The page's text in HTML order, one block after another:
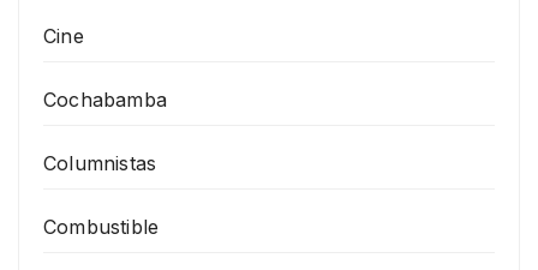
Cine
Cochabamba
Columnistas
Combustible